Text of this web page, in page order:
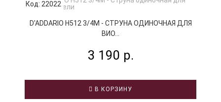
Код: 22022
D'ADDARIO H512 3/4M - СТРУНА ОДИНОЧНАЯ ДЛЯ
ВИО...
3 190 р.
В КОРЗИНУ